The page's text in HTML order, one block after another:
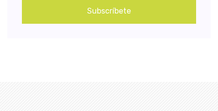
Subscríbete